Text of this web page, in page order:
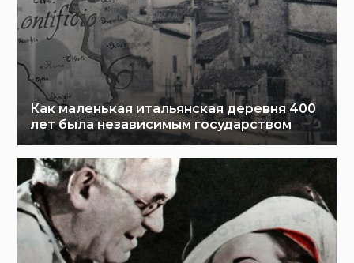
Как маленькая итальянская деревня 400
лет была независимым государством